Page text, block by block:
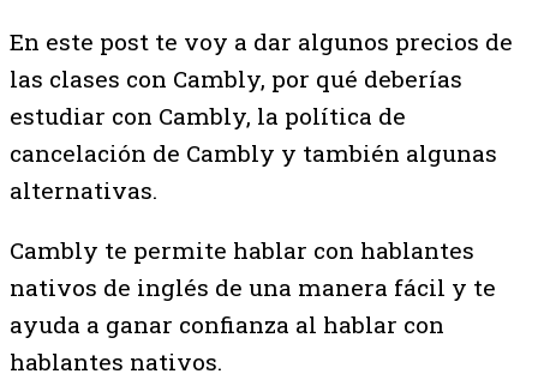
En este post te voy a dar algunos precios de
las clases con Cambly, por qué deberías
estudiar con Cambly, la política de
cancelación de Cambly y también algunas
alternativas.
Cambly te permite hablar con hablantes
nativos de inglés de una manera fácil y te
ayuda a ganar confianza al hablar con
hablantes nativos.